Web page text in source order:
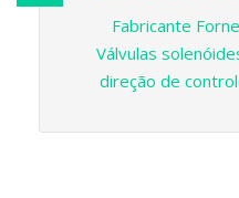
Fabricante
Válvulas
direção de